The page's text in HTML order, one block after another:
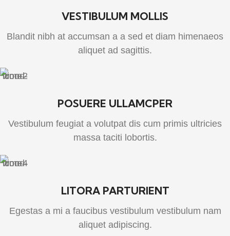
VESTIBULUM MOLLIS
Blandit nibh at accumsan a a sed et diam himenaeos
aliquet ad sagittis.
POSUERE ULLAMCPER
Vestibulum feugiat a volutpat dis cum primis ultricies
massa taciti lobortis.
LITORA PARTURIENT
Egestas a mi a faucibus vestibulum vestibulum nam
aliquet adipiscing.